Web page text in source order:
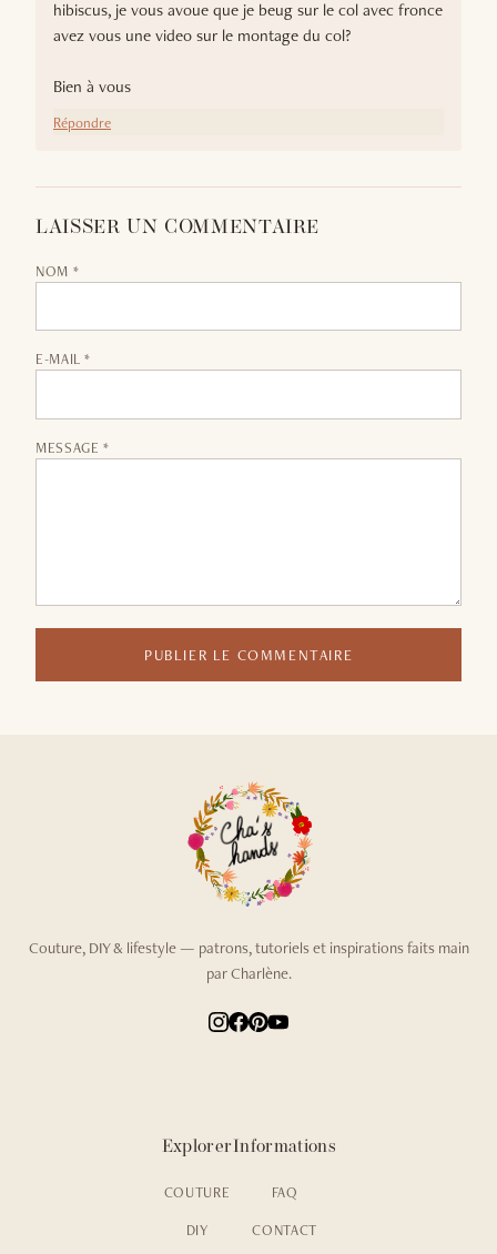
hibiscus, je vous avoue que je beug sur le col avec fronce
avez vous une video sur le montage du col?
Bien à vous
Répondre
LAISSER UN COMMENTAIRE
NOM *
E-MAIL *
MESSAGE *
PUBLIER LE COMMENTAIRE
Couture, DIY & lifestyle — patrons, tutoriels et inspirations faits main
par Charlène.
Explorer
COUTURE
DIY
Informations
FAQ
CONTACT